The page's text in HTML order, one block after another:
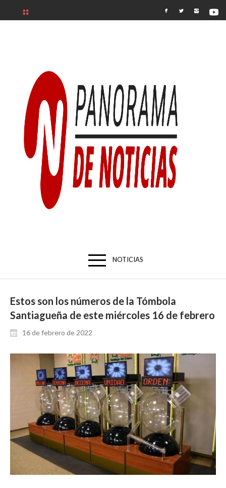
NOTICIAS
Estos son los números de la Tómbola
Santiagueña de este miércoles 16 de febrero
16 de febrero de 2022